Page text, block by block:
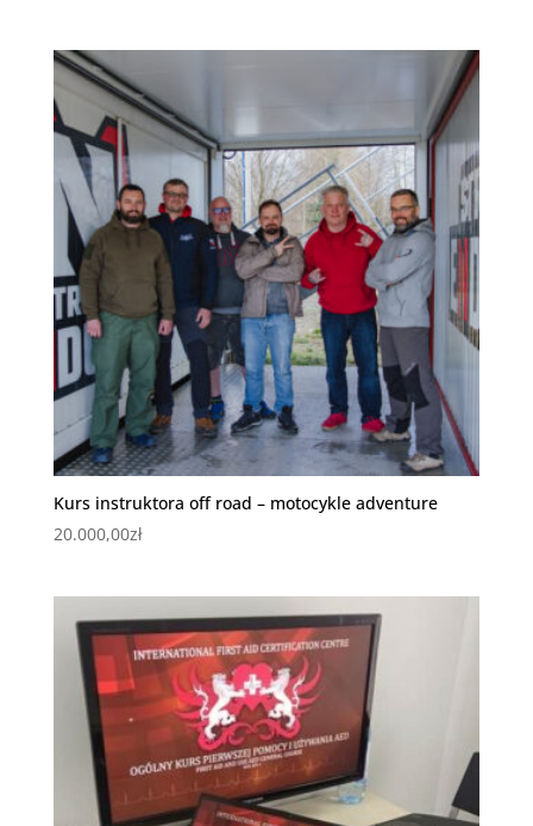
Kurs instruktora off road – motocykle adventure
20.000,00zł